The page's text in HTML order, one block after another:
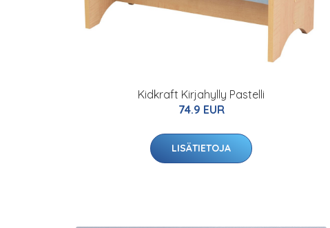
Kidkraft Kirjahylly Pastelli
74.9 EUR
LISÄTIETOJA